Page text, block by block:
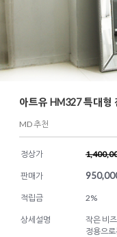
아트유 HM327 특대형
MD 추천
정상가
판매가
적립금 2%
상세설명
작은 비
정용으